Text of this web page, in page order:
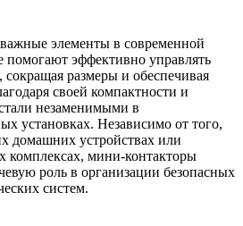
элементы в современной
помогают эффективно управлять
размеры и обеспечивая
своей компактности и
незаменимыми в
установках. Независимо от того,
домашних устройствах или
мини-контакторы
роль в организации безопасных
систем.